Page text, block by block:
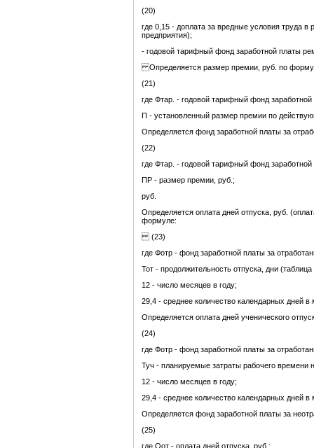
(20)
где 0,15 - доплата за вредные условия труда
предприятия);
- годовой тарифный фонд заработной платы
Определяется размер премии, руб. по
(21)
где Фтар. - годовой тарифный фонд
П - установленный размер премии по
Определяется фонд заработной платы за
(22)
где Фтар. - годовой тарифный фонд
ПР - размер премии, руб.;
руб.
Определяется оплата дней отпуска, руб.
формуле:
(23)
где Фотр - фонд заработной платы за
Тот - продолжительность отпуска, дни (таблица
12 - число месяцев в году;
29,4 - среднее количество календарных дней в
Определяется оплата дней ученического
(24)
где Фотр - фонд заработной платы за
Туч - планируемые затраты рабочего времени
12 - число месяцев в году;
29,4 - среднее количество календарных дней в
Определяется фонд заработной платы за
(25)
где Оот - оплата дней отпуска, руб.;